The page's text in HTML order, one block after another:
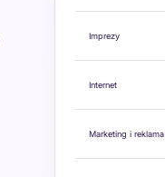
Imprezy
Internet
Marketing i reklama